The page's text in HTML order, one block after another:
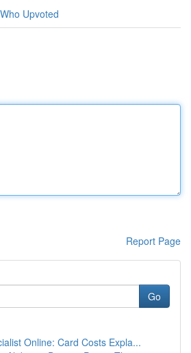
Who Upvoted
Report Page
Go
Online: Card Costs Expla...